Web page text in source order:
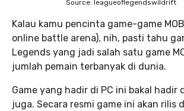
Source: leagueoflegendswildrift
Kalau kamu pencinta game-game
online battle arena), nih, pasti tahu
Legends yang jadi salah satu game
jumlah pemain terbanyak di dunia.
Game yang hadir di PC ini bakal hadir
juga. Secara resmi game ini akan rilis